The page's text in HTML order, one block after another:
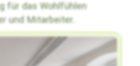
für das Wohlfühlen
und Mitarbeiter.